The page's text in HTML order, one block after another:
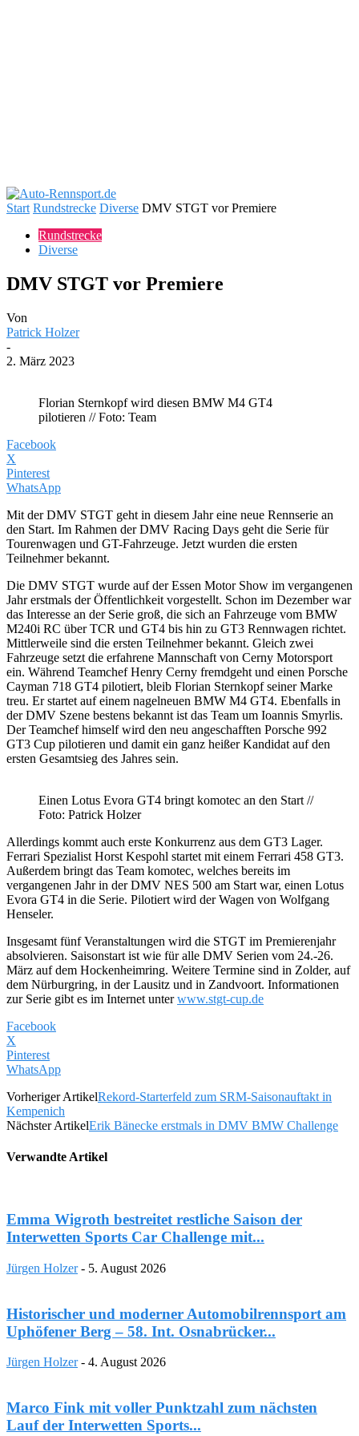
Start Rundstrecke Diverse DMV STGT vor Premiere
Rundstrecke
Diverse
DMV STGT vor Premiere
Von
Patrick Holzer
-
2. März 2023
Florian Sternkopf wird diesen BMW M4 GT4
pilotieren // Foto: Team
Facebook
X
Pinterest
WhatsApp
Mit der DMV STGT geht in diesem Jahr eine neue Rennserie an
den Start. Im Rahmen der DMV Racing Days geht die Serie für
Tourenwagen und GT-Fahrzeuge. Jetzt wurden die ersten
Teilnehmer bekannt.
Die DMV STGT wurde auf der Essen Motor Show im vergangenen
Jahr erstmals der Öffentlichkeit vorgestellt. Schon im Dezember war
das Interesse an der Serie groß, die sich an Fahrzeuge vom BMW
M240i RC über TCR und GT4 bis hin zu GT3 Rennwagen richtet.
Mittlerweile sind die ersten Teilnehmer bekannt. Gleich zwei
Fahrzeuge setzt die erfahrene Mannschaft von Cerny Motorsport
ein. Während Teamchef Henry Cerny fremdgeht und einen Porsche
Cayman 718 GT4 pilotiert, bleib Florian Sternkopf seiner Marke
treu. Er startet auf einem nagelneuen BMW M4 GT4. Ebenfalls in
der DMV Szene bestens bekannt ist das Team um Ioannis Smyrlis.
Der Teamchef himself wird den neu angeschafften Porsche 992
GT3 Cup pilotieren und damit ein ganz heißer Kandidat auf den
ersten Gesamtsieg des Jahres sein.
Einen Lotus Evora GT4 bringt komotec an den Start //
Foto: Patrick Holzer
Allerdings kommt auch erste Konkurrenz aus dem GT3 Lager.
Ferrari Spezialist Horst Kespohl startet mit einem Ferrari 458 GT3.
Außerdem bringt das Team komotec, welches bereits im
vergangenen Jahr in der DMV NES 500 am Start war, einen Lotus
Evora GT4 in die Serie. Pilotiert wird der Wagen von Wolfgang
Henseler.
Insgesamt fünf Veranstaltungen wird die STGT im Premierenjahr
absolvieren. Saisonstart ist wie für alle DMV Serien vom 24.-26.
März auf dem Hockenheimring. Weitere Termine sind in Zolder, auf
dem Nürburgring, in der Lausitz und in Zandvoort. Informationen
zur Serie gibt es im Internet unterwww.stgt-cup.de
Facebook
X
Pinterest
WhatsApp
Vorheriger ArtikelRekord-Starterfeld zum SRM-Saisonauftakt in
Kempenich
Nächster ArtikelErik Bänecke erstmals in DMV BMW Challenge
Verwandte Artikel
Emma Wigroth bestreitet restliche Saison der
Interwetten Sports Car Challenge mit...
Jürgen Holzer - 5. August 2026
Historischer und moderner Automobilrennsport am
Uphöfener Berg – 58. Int. Osnabrücker...
Jürgen Holzer - 4. August 2026
Marco Fink mit voller Punktzahl zum nächsten
Lauf der Interwetten Sports...